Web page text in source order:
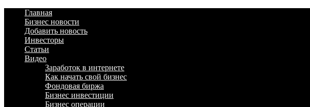
Главная
Бизнес новости
Добавить новость
Инвесторы
Статьи
Видео
Заработок в интернете
Как начать свой бизнес
Фондовая биржа
Бизнес инвестиции
Бизнес операции